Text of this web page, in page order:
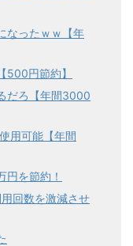
なったｗｗ【年
500円節約】
だろ【年間3000
用可能【年間
円を節約！
回数を激減させ